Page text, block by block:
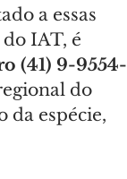
a essas
IAT, é
(41) 9-9554-
do
da espécie,